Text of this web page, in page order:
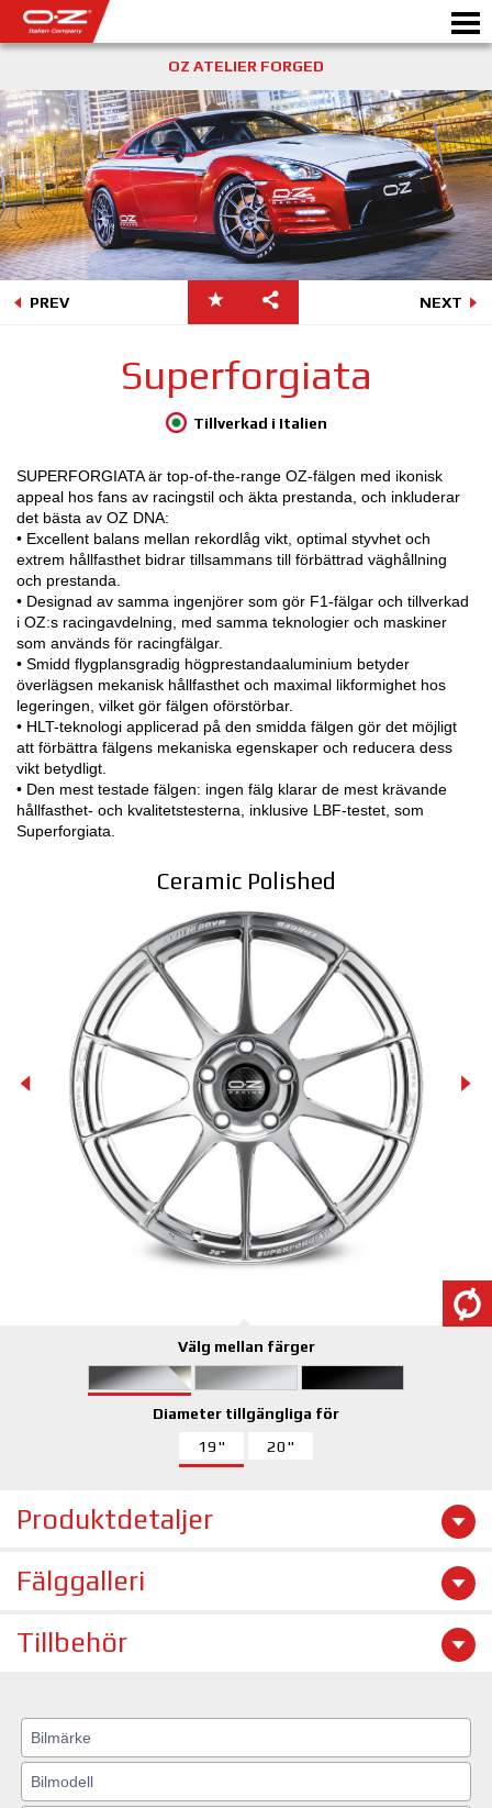
Motorbike
FÄLGAR
ETT ITALIENSKT FÖRETAG
ÅTERFÖRSÄLJARE
MOTORSPORT
3D-KONFIGURATOR
FAQ
Partners
KARRIÄR
GPSR
OZ ATELIER FORGED
PREV NEXT
Superforgiata
Tillverkad i Italien
SUPERFORGIATA är top-of-the-range OZ-fälgen med ikonisk
appeal hos fans av racingstil och äkta prestanda, och inkluderar
det bästa av OZ DNA:
• Excellent balans mellan rekordlåg vikt, optimal styvhet och
extrem hållfasthet bidrar tillsammans till förbättrad väghållning
och prestanda.
• Designad av samma ingenjörer som gör F1-fälgar och tillverkad
i OZ:s racingavdelning, med samma teknologier och maskiner
som används för racingfälgar.
• Smidd flygplansgradig högprestandaaluminium betyder
överlägsen mekanisk hållfasthet och maximal likformighet hos
legeringen, vilket gör fälgen oförstörbar.
• HLT-teknologi applicerad på den smidda fälgen gör det möjligt
att förbättra fälgens mekaniska egenskaper och reducera dess
vikt betydligt.
• Den mest testade fälgen: ingen fälg klarar de mest krävande
hållfasthet- och kvalitetstesterna, inklusive LBF-testet, som
Superforgiata.
Ceramic Polished
Välg mellan färger
Diameter tillgängliga för
19" 20"
Produktdetaljer
Fälggalleri
Tillbehör